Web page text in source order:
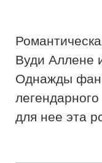
Вуди Аллене
Однажды
для нее эта